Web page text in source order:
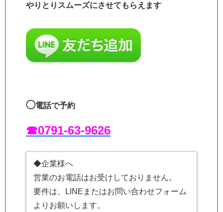
やりとりスムーズにさせてもらえます
◯電話で予約
☎︎0791-63-9626
◆企業様へ
営業のお電話はお受けしておりません。
要件は、LINEまたはお問い合わせフォーム
よりお願いします。